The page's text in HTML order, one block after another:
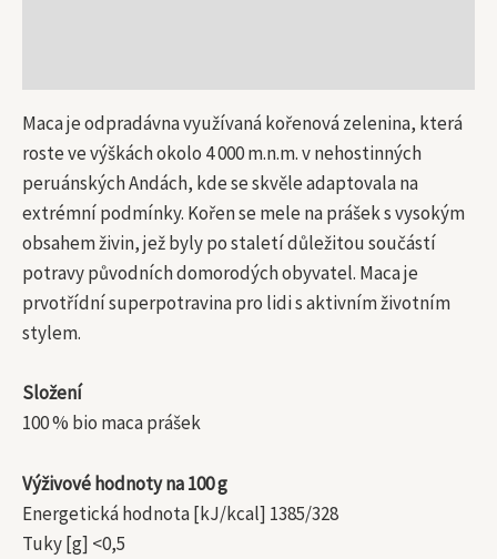
Maca je odpradávna využívaná kořenová zelenina, která
roste ve výškách okolo 4 000 m.n.m. v nehostinných
peruánských Andách, kde se skvěle adaptovala na
extrémní podmínky. Kořen se mele na prášek s vysokým
obsahem živin, jež byly po staletí důležitou součástí
potravy původních domorodých obyvatel. Maca je
prvotřídní superpotravina pro lidi s aktivním životním
stylem.
Složení
100 % bio maca prášek
Výživové hodnoty na 100 g
Energetická hodnota [kJ/kcal] 1385/328
Tuky [g] <0,5